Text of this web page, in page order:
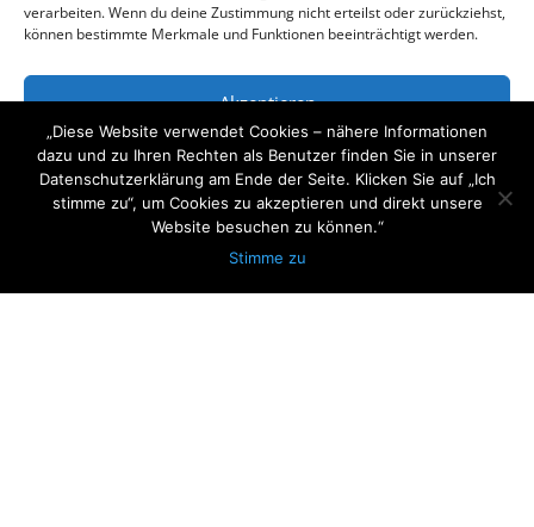
verarbeiten. Wenn du deine Zustimmung nicht erteilst oder zurückziehst,
können bestimmte Merkmale und Funktionen beeinträchtigt werden.
Akzeptieren
Ablehnen
Einstellungen ansehen
DatenschutzerklärungImpressum
KONTAKT
Wir freuen uns auf Ihre Anfrage
+49 (0)1734101111
„Diese Website verwendet Cookies – nähere Informationen
dazu und zu Ihren Rechten als Benutzer finden Sie in unserer
Datenschutzerklärung am Ende der Seite. Klicken Sie auf „Ich
stimme zu“, um Cookies zu akzeptieren und direkt unsere
Website besuchen zu können.“
Stimme zu